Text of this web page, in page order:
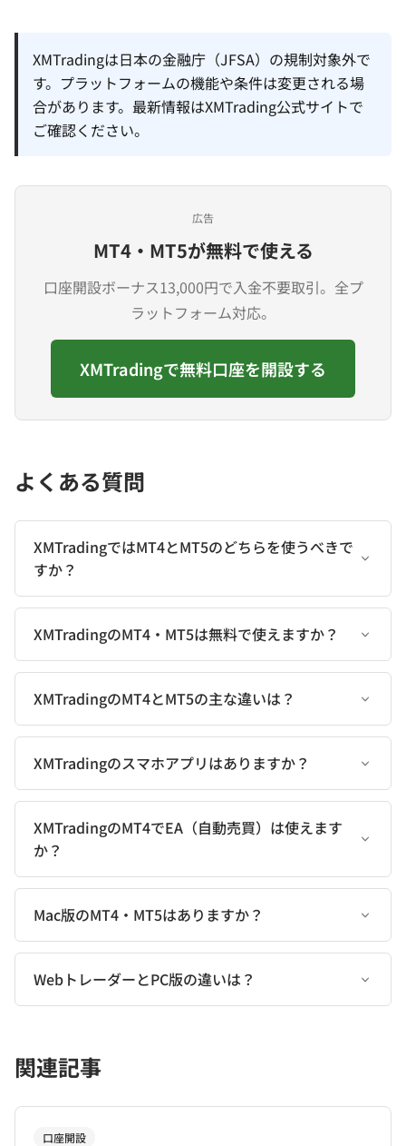
XMTradingは日本の金融庁（JFSA）の規制対象外で
す。プラットフォームの機能や条件は変更される場
合があります。最新情報はXMTrading公式サイトで
ご確認ください。
広告
MT4・MT5が無料で使える
口座開設ボーナス13,000円で入金不要取引。全プ
ラットフォーム対応。
XMTradingで無料口座を開設する
よくある質問
XMTradingではMT4とMT5のどちらを使うべきで
すか？
XMTradingのMT4・MT5は無料で使えますか？
XMTradingのMT4とMT5の主な違いは？
XMTradingのスマホアプリはありますか？
XMTradingのMT4でEA（自動売買）は使えます
か？
Mac版のMT4・MT5はありますか？
WebトレーダーとPC版の違いは？
関連記事
口座開設